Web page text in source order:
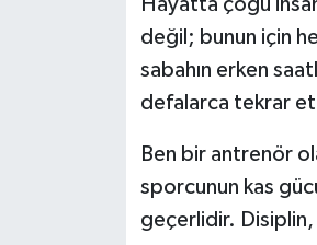
Hayatta çoğu
değil; bunun için
sabahın erken
defalarca tekrar
Ben bir antrenör
sporcunun kas
geçerlidir. Disiplin,